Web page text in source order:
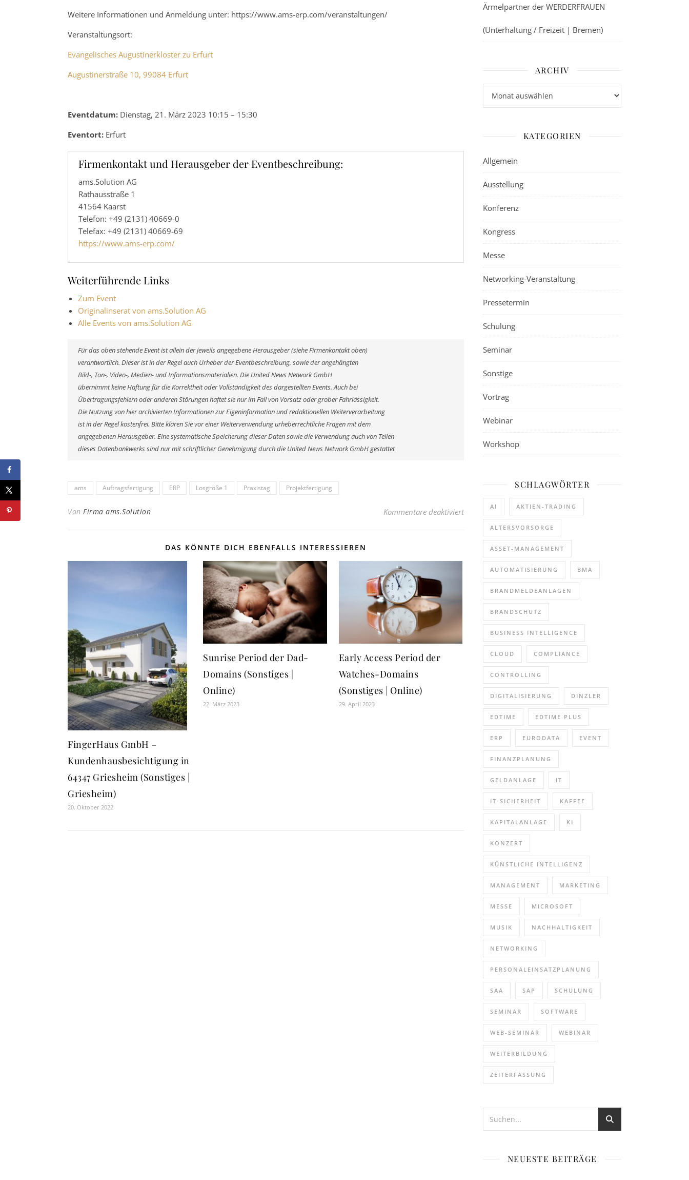
Weitere Informationen und Anmeldung unter: https://www.ams-erp.com/veranstaltungen/
Veranstaltungsort:
Evangelisches Augustinerkloster zu Erfurt
Augustinerstraße 10, 99084 Erfurt
Eventdatum: Dienstag, 21. März 2023 10:15 – 15:30
Eventort: Erfurt
Firmenkontakt und Herausgeber der Eventbeschreibung:
ams.Solution AG
Rathausstraße 1
41564 Kaarst
Telefon: +49 (2131) 40669-0
Telefax: +49 (2131) 40669-69
https://www.ams-erp.com/
Weiterführende Links
Zum Event
Originalinserat von ams.Solution AG
Alle Events von ams.Solution AG
Für das oben stehende Event ist allein der jeweils angegebene Herausgeber (siehe Firmenkontakt oben)
verantwortlich. Dieser ist in der Regel auch Urheber der Eventbeschreibung, sowie der angehängten
Bild-, Ton-, Video-, Medien- und Informationsmaterialien. Die United News Network GmbH
übernimmt keine Haftung für die Korrektheit oder Vollständigkeit des dargestellten Events. Auch bei
Übertragungsfehlern oder anderen Störungen haftet sie nur im Fall von Vorsatz oder grober Fahrlässigkeit.
Die Nutzung von hier archivierten Informationen zur Eigeninformation und redaktionellen Weiterverarbeitung
ist in der Regel kostenfrei. Bitte klären Sie vor einer Weiterverwendung urheberrechtliche Fragen mit dem
angegebenen Herausgeber. Eine systematische Speicherung dieser Daten sowie die Verwendung auch von Teilen
dieses Datenbankwerks sind nur mit schriftlicher Genehmigung durch die United News Network GmbH gestattet
ams Auftragsfertigung ERP Losgröße 1 Praxistag Projektfertigung
Von Firma ams.Solution Kommentare deaktiviertfür ams.erp Praxistag | Erfurt (Sonstiges | Erfurt)
DAS KÖNNTE DICH EBENFALLS INTERESSIEREN
FingerHaus GmbH –
Kundenhausbesichtigung in
64347 Griesheim (Sonstiges |
Griesheim)
20. Oktober 2022
Sunrise Period der Dad-
Domains (Sonstiges |
Online)
22. März 2023
Early Access Period der
Watches-Domains
(Sonstiges | Online)
29. April 2023
Ärmelpartner der WERDERFRAUEN
(Unterhaltung / Freizeit | Bremen)
ARCHIV
KATEGORIEN
Allgemein
Ausstellung
Konferenz
Kongress
Messe
Networking-Veranstaltung
Pressetermin
Schulung
Seminar
Sonstige
Vortrag
Webinar
Workshop
SCHLAGWÖRTER
AI AKTIEN-TRADING
ALTERSVORSORGE
ASSET-MANAGEMENT
AUTOMATISIERUNG BMA
BRANDMELDEANLAGEN
BRANDSCHUTZ
BUSINESS INTELLIGENCE
CLOUD COMPLIANCE
CONTROLLING
DIGITALISIERUNG DINZLER
EDTIME EDTIME PLUS
ERP EURODATA EVENT
FINANZPLANUNG
GELDANLAGE IT
IT-SICHERHEIT KAFFEE
KAPITALANLAGE KI
KONZERT
KÜNSTLICHE INTELLIGENZ
MANAGEMENT MARKETING
MESSE MICROSOFT
MUSIK NACHHALTIGKEIT
NETWORKING
PERSONALEINSATZPLANUNG
SAA SAP SCHULUNG
SEMINAR SOFTWARE
WEB-SEMINAR WEBINAR
WEITERBILDUNG
ZEITERFASSUNG
NEUESTE BEITRÄGE